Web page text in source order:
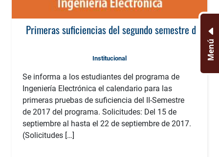
Primeras suficiencias del segundo semestre de
Institucional
Se informa a los estudiantes del programa de
Ingeniería Electrónica el calendario para las
primeras pruebas de suficiencia del II-Semestre
de 2017 del programa. Solicitudes: Del 15 de
septiembre al hasta el 22 de septiembre de 2017.
(Solicitudes […]
Menú